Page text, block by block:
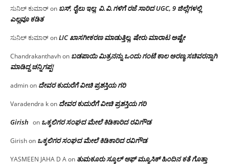
ಸುನಿಲ್ ಕುಮಾರ್on ಬಸ್, ರೈಲು ಇಲ್ಲ; ವಿ.ವಿ.ಗಳಿಗೆ ರಜೆ ಸಾರಿದ UGC, 9 ಜಿಲ್ಲೆಗಳಲ್ಲಿ
ಎಲ್ಲವೂ ಕಡಿತ
ಸುನಿಲ್ ಕುಮಾರ್onLIC ಖಾಸಗೀಕರಣ ಮಾಡುತ್ತಿಲ್ಲ, ಷೇರು ಮಾರಾಟ ಅಷ್ಟೇ
Chandrakanthavhon ಬಡಪಾಯಿ ಮಿತ್ರನನ್ನು ಒಂದು ಗಂಟೆ ಕಾಲ ಅರಣ್ಯ ಸಚಿವರನ್ನಾಗಿ
ಮಾಡಿದ್ದ ಚನ್ನಿಗಪ್ಪ!
adminon ದೇವರ ಕುದುರೆಗೆ ವೀಚಿ ಪ್ರಶಸ್ತಿಯ ಗರಿ
Varadendra kon ದೇವರ ಕುದುರೆಗೆ ವೀಚಿ ಪ್ರಶಸ್ತಿಯ ಗರಿ
Girish on ಒಕ್ಕಲಿಗರ ಸಂಘದ ಮೇಲೆ ಕಿಡಿಕಾರಿದ ರವಿಗೌಡ
Girishon ಒಕ್ಕಲಿಗರ ಸಂಘದ ಮೇಲೆ ಕಿಡಿಕಾರಿದ ರವಿಗೌಡ
YASMEEN JAHA D Aon ತುಮಕೂರು ಸ್ಕೂಲ್ ಆಫ್ ಮ್ಯೂಸಿಕ್ ಹಿಂದಿನ ಕತೆ ಗೊತ್ತಾ